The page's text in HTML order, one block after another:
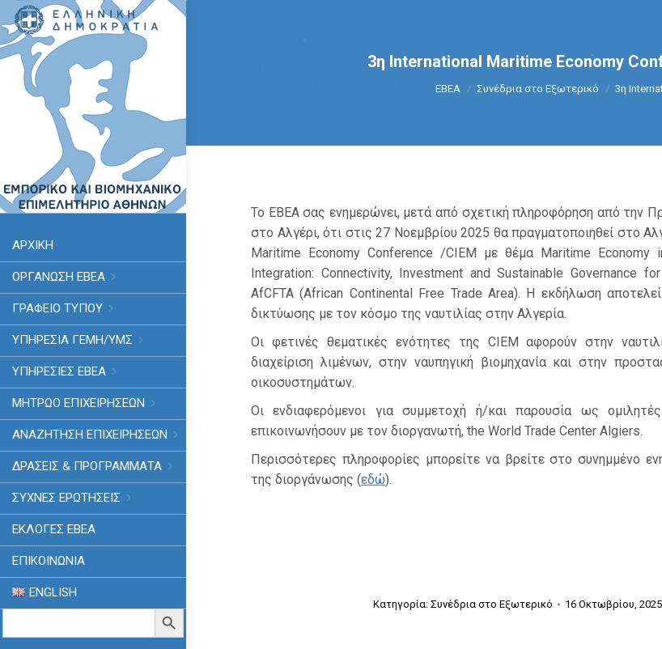
ΑΡΧΙΚΗ
ΟΡΓΑΝΩΣΗ ΕΒΕΑ
ΓΡΑΦΕΙΟ ΤΥΠΟΥ
ΥΠΗΡΕΣΊΑ ΓΕΜΗ/ΥΜΣ
ΥΠΗΡΕΣΙΕΣ ΕΒΕΑ
ΜΗΤΡΩΟ ΕΠΙΧΕΙΡΗΣΕΩΝ
ΑΝΑΖΗΤΗΣΗ ΕΠΙΧΕΙΡΗΣΕΩΝ
ΔΡΑΣΕΙΣ & ΠΡΟΓΡΑΜΜΑΤΑ
ΣΥΧΝΕΣ ΕΡΩΤΗΣΕΙΣ
ΕΚΛΟΓΈΣ ΕΒΕΑ
ΕΠΙΚΟΙΝΩΝΙΑ
ENGLISH
Search
Search Button
3η International Maritime Economy
You are here:
ΕΒΕΑ Συνέδρια στο Εξωτερικό 3η
Το ΕΒΕΑ σας ενημερώνει, μετά από σχετική πληροφόρηση από την
στο Αλγέρι, ότι στις 27 Νοεμβρίου 2025 θα πραγματοποιηθεί στο
Maritime Economy Conference /CIEM με θέμα Maritime Economy
Integration: Connectivity, Investment and Sustainable Governance
AfCFTA (African Continental Free Trade Area). Η εκδήλωση αποτελεί
δικτύωσης με τον κόσμο της ναυτιλίας στην Αλγερία.
Οι φετινές θεματικές ενότητες της CIEM αφορούν στην
διαχείριση λιμένων, στην ναυπηγική βιομηχανία και στην
οικοσυστημάτων.
Οι ενδιαφερόμενοι για συμμετοχή ή/και παρουσία ως
επικοινωνήσουν με τον διοργανωτή, the World Trade Center Algiers.
Περισσότερες πληροφορίες μπορείτε να βρείτε στο συνημμένο
της διοργάνωσης (εδώ).
Κατηγορία: Συνέδρια στο Εξωτερικό 16 Οκτωβρίου, 2025